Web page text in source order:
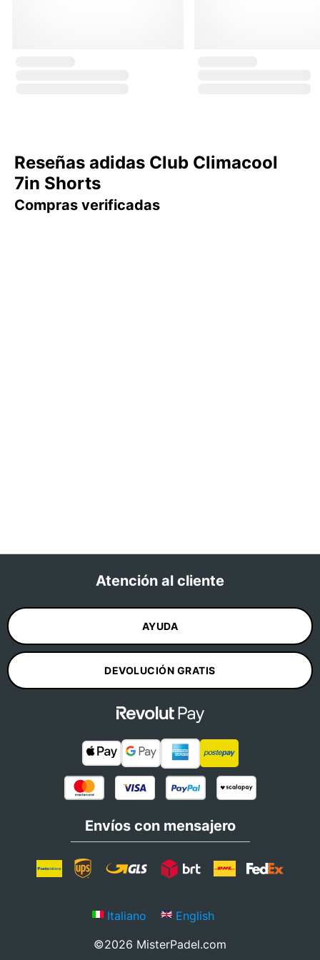
Reseñas adidas Club Climacool
7in Shorts
Compras verificadas
Atención al cliente
AYUDA
DEVOLUCIÓN GRATIS
Envíos con mensajero
Italiano
English
©2026 MisterPadel.com